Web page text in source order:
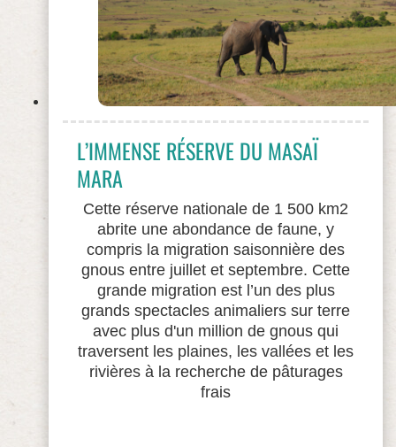
L’IMMENSE RÉSERVE DU MASAÏ
MARA
Cette réserve nationale de 1 500 km2
abrite une abondance de faune, y
compris la migration saisonnière des
gnous entre juillet et septembre. Cette
grande migration est l’un des plus
grands spectacles animaliers sur terre
avec plus d'un million de gnous qui
traversent les plaines, les vallées et les
rivières à la recherche de pâturages
frais